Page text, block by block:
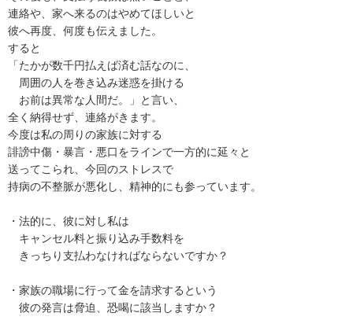
連絡や、家へ来るのはやめてほしいと
彼へ再度、何度も伝えました。
すると
「たかが数千円払えば済む話なのに、
周囲の人を巻き込み迷惑を掛ける
お前は異常な人間だ。」と言い、
全く納得せず、連絡がきます。
今度は私の周りの家族に対する
誹謗中傷・暴言・悪口をラインで一方的に延々と
送ってこられ、今回のストレスで
持病の不整脈が悪化し、精神的にも参っています。
・法的に、彼に対し私は
キャンセル料と振り込み手数料を
きっちり支払わなければならないですか？
・家族の職場に行って金を請求するという
彼の発言は脅迫、恐喝に該当しますか？